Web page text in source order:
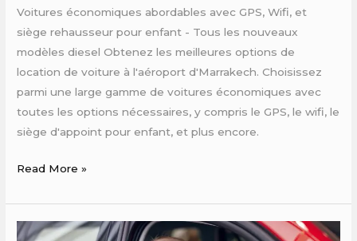
Voitures économiques abordables avec GPS, Wifi, et
siège rehausseur pour enfant - Tous les nouveaux
modèles diesel Obtenez les meilleures options de
location de voiture à l'aéroport d'Marrakech. Choisissez
parmi une large gamme de voitures économiques avec
toutes les options nécessaires, y compris le GPS, le wifi, le
siège d'appoint pour enfant, et plus encore.
Read More »
location